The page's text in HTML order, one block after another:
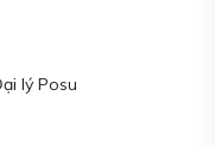
lý Posu